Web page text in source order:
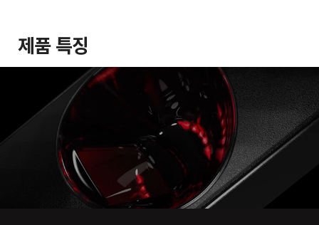
제품 특징